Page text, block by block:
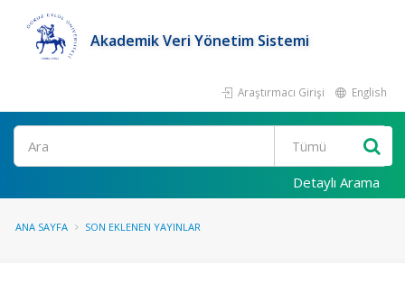
Akademik Veri Yönetim Sistemi
Araştırmacı Girişi English
Ara
Detaylı Arama
ANA SAYFA SON EKLENEN YAYINLAR